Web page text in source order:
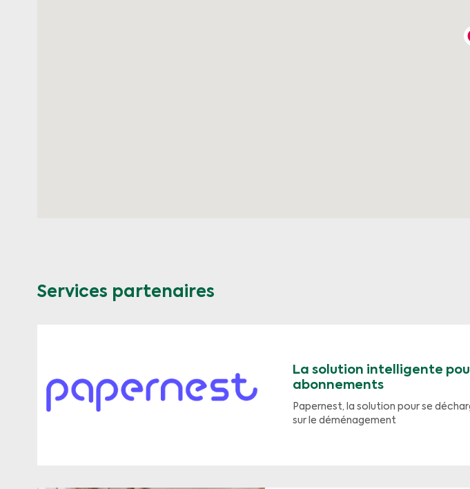
Services partenaires
La solution intelligente
abonnements
Papernest, la solution pour se
sur le déménagement